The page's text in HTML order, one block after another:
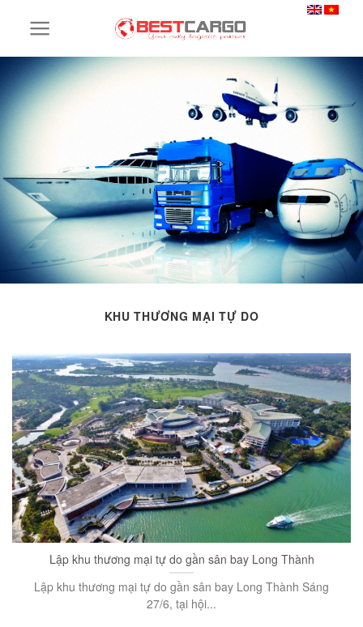
KHU THƯƠNG MẠI TỰ DO
Lập khu thương mại tự do gần sân bay Long Thành
Lập khu thương mại tự do gần sân bay Long Thành Sáng
27/6, tại hội...